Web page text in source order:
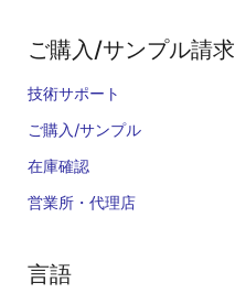
ご購入/サンプル請求
技術サポート
ご購入/サンプル
在庫確認
営業所・代理店
言語